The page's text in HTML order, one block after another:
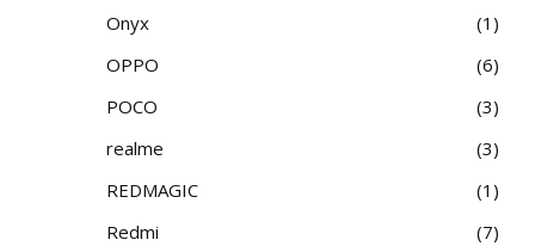
Onyx
1
OPPO
6
POCO
3
realme
3
REDMAGIC
1
Redmi
7